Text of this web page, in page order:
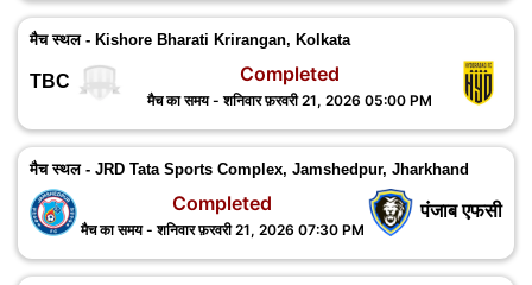
मैच स्थल - Kishore Bharati Krirangan, Kolkata
TBC Completed
मैच का समय - शनिवार फ़रवरी 21, 2026 05:00 PM
मैच स्थल - JRD Tata Sports Complex, Jamshedpur, ‎Jharkhand
पंजाब एफसी
Completed
मैच का समय - शनिवार फ़रवरी 21, 2026 07:30 PM